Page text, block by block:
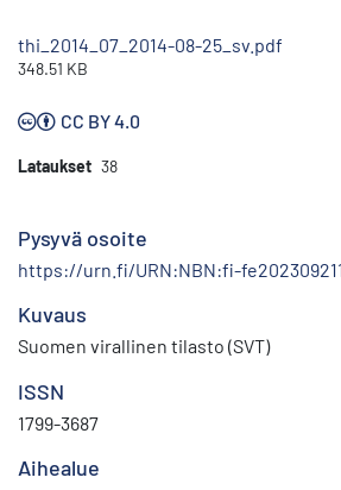
thi_2014_07_2014-08-25_sv.pdf
348.51 KB
CC BY 4.0
Lataukset 38
Pysyvä osoite
https://urn.fi/URN:NBN:fi-
Kuvaus
Suomen virallinen tilasto (SVT)
ISSN
1799-3687
Aihealue